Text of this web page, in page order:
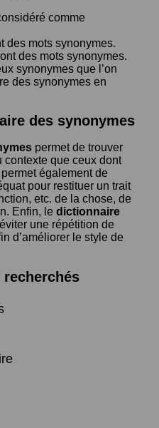
comme
des mots synonymes.
des mots synonymes.
synonymes que l’on
des synonymes en
des synonymes
permet de trouver
contexte que ceux dont
également de
pour restituer un trait
etc. de la chose, de
Enfin, le dictionnaire
une répétition de
d’améliorer le style de